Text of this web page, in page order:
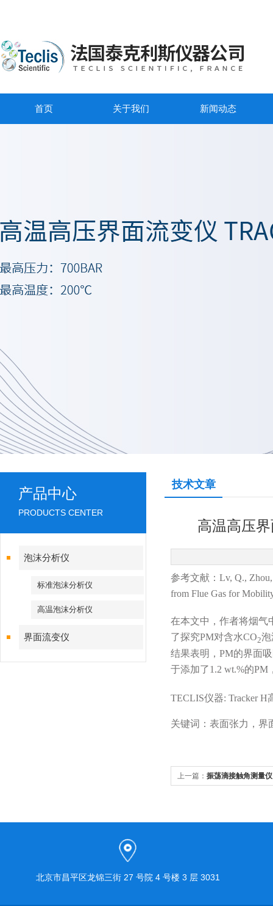
首页 关于我们 新闻动态
产品中心
PRODUCTS CENTER
泡沫分析仪
标准泡沫分析仪
高温泡沫分析仪
界面流变仪
技术文章
高温高压
参考文献：Lv, Q.,
from Flue Gas for
在本文中，作者将烟气
了探究PM对含水CO2泡
结果表明，PM的界面
于添加了1.2 wt.%的PM
TECLIS仪器: Tracker H
关键词：表面张力，界
上一篇： 振荡滴接触角测量
北京市昌平区龙锦三街 27 号院 4 号楼 3 层 3031